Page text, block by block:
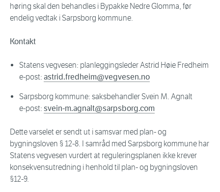
høring skal den behandles i Bypakke Nedre Glomma, før
endelig vedtak i Sarpsborg kommune.
Kontakt
Statens vegvesen: planleggingsleder Astrid Høie Fredheim
e-post: astrid.fredheim@vegvesen.no
Sarpsborg kommune: saksbehandler Svein M. Agnalt
e-post: svein-m.agnalt@sarpsborg.com
Dette varselet er sendt ut i samsvar med plan- og
bygningsloven § 12-8. I samråd med Sarpsborg kommune har
Statens vegvesen vurdert at reguleringsplanen ikke krever
konsekvensutredning i henhold til plan- og bygningsloven
§12-9.